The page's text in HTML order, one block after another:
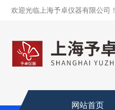
欢迎光临上海予卓仪器有限公司！
网站首页